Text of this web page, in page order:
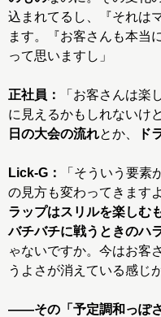
込まれてるし、『それは
ます。『お客さんも本当
って思いますし」
正社員：
「お客さんは楽
に見えるかもしれないけ
日の大会の流れとか、 ド
Lick-G：
「そういう要素
の見方も変わってきますよ
ラップはスリルを楽しむ
バチバチに戦うときのハ
ゃないですか。今はお客
うよさが消えている感じ
――その「予定調和っぽ